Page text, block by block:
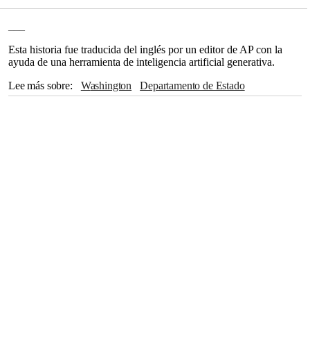
Esta historia fue traducida del inglés por un editor de AP con la
ayuda de una herramienta de inteligencia artificial generativa.
Lee más sobre
Washington
Departamento de Estado